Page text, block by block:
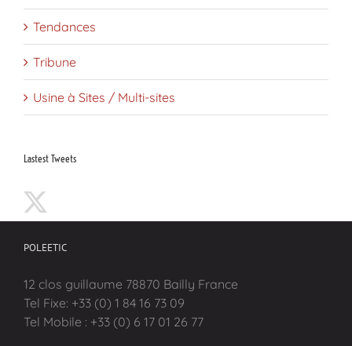
Tendances
Tribune
Usine à Sites / Multi-sites
Lastest Tweets
POLEETIC
12 clos guillaume 78870 Bailly France
Tel Fixe: +33 (0) 1 84 16 73 09
Tel Mobile : +33 (0) 6 17 01 26 77